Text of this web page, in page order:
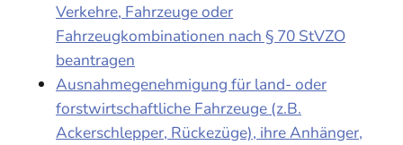
Verkehre, Fahrzeuge oder
Fahrzeugkombinationen nach § 70 StVZO
beantragen
Ausnahmegenehmigung für land- oder
forstwirtschaftliche Fahrzeuge (z.B.
Ackerschlepper, Rückezüge), ihre Anhänger,